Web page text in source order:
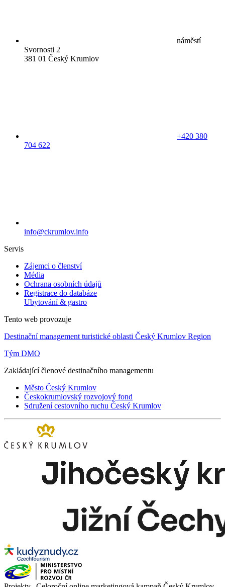
náměstí
Svornosti 2
381 01 Český Krumlov
+420 380
704 622
info@ckrumlov.info
Servis
Zájemci o členství
Média
Ochrana osobních údajů
Registrace do databáze
Ubytování & gastro
Tento web provozuje
Destinační management turistické oblasti Český Krumlov Region
Tým DMO
Zakládající členové destinačního managementu
Město Český Krumlov
Českokrumlovský rozvojový fond
Sdružení cestovního ruchu Český Krumlov